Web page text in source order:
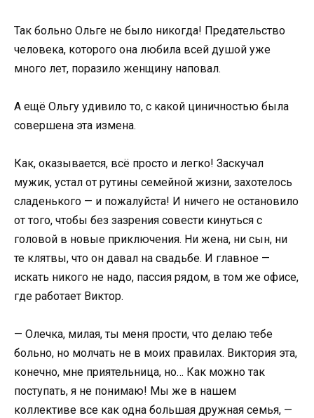
Так больно Ольге не было никогда! Предательство
человека, которого она любила всей душой уже
много лет, поразило женщину наповал.
А ещё Ольгу удивило то, с какой циничностью была
совершена эта измена.
Как, оказывается, всё просто и легко! Заскучал
мужик, устал от рутины семейной жизни, захотелось
сладенького — и пожалуйста! И ничего не остановило
от того, чтобы без зазрения совести кинуться с
головой в новые приключения. Ни жена, ни сын, ни
те клятвы, что он давал на свадьбе. И главное —
искать никого не надо, пассия рядом, в том же офисе,
где работает Виктор.
— Олечка, милая, ты меня прости, что делаю тебе
больно, но молчать не в моих правилах. Виктория эта,
конечно, мне приятельница, но… Как можно так
поступать, я не понимаю! Мы же в нашем
коллективе все как одна большая дружная семья, —